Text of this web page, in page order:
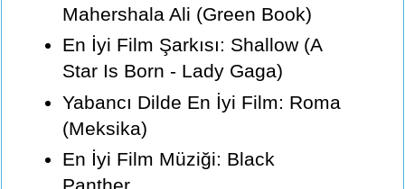
Mahershala Ali (Green Book)
En İyi Film Şarkısı: Shallow (A
Star Is Born - Lady Gaga)
Yabancı Dilde En İyi Film: Roma
(Meksika)
En İyi Film Müziği: Black
Panther